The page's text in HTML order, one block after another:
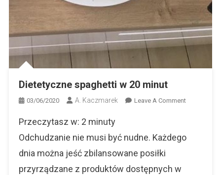
Dietetyczne spaghetti w 20 minut
03/06/2020 A. Kaczmarek Leave A CommentOn
Przeczytasz w: 2 minuty
Odchudzanie nie musi być nudne. Każdego
dnia można jeść zbilansowane posiłki
przyrządzane z produktów dostępnych w